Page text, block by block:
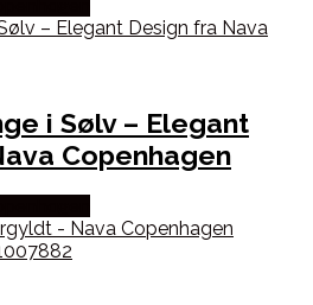
i Sølv – Elegant
Copenhagen